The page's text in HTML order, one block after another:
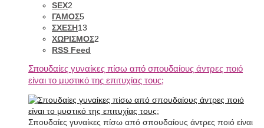
SEX2
ΓΑΜΟΣ5
ΣΧΕΣΗ13
ΧΩΡΙΣΜΟΣ2
RSS Feed
Σπουδαίες γυναίκες πίσω από σπουδαίους άντρες πoιό
είναι το μυστικό της επιτυχίας τους;
Σπουδαίες γυναίκες πίσω από σπουδαίους άντρες ποιό είναι